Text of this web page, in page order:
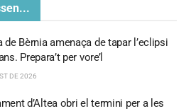
de Bèrnia amenaça de tapar l’eclipsi
Prepara’t per vore’l
DE 2026
d’Altea obri el termini per a les